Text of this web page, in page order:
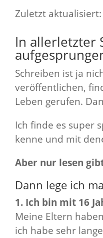
Zuletzt aktualisiert:
In allerletzter
Schreiben ist ja
veröffentlichen,
Leben gerufen.
Ich finde es super
kenne und mit
Aber nur lesen
Dann lege ich
1. Ich bin mit 16
Meine Eltern
ich habe sehr